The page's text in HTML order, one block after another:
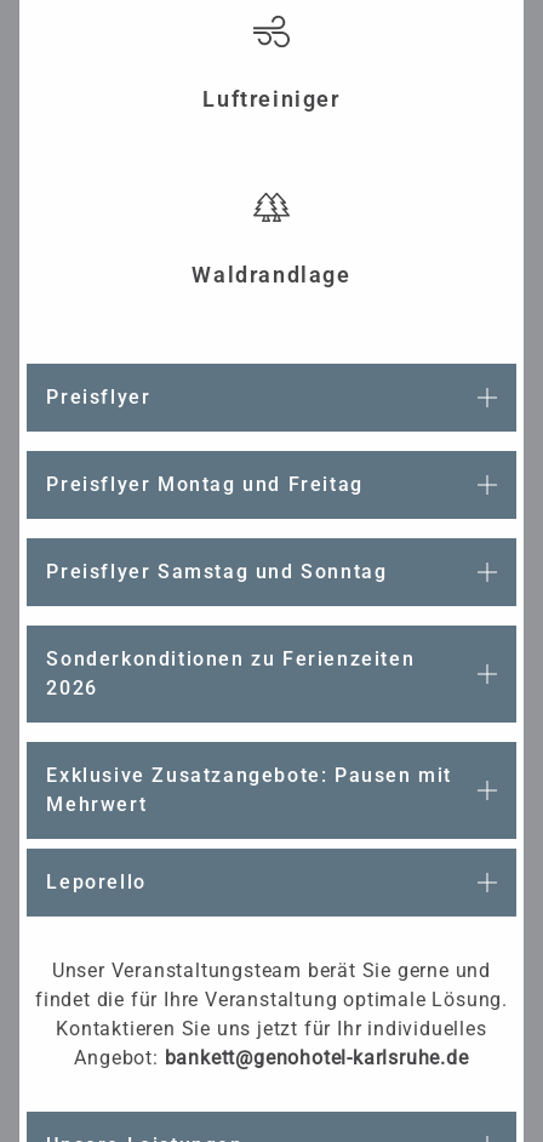
Luftreiniger
Waldrandlage
Preisflyer
Preisflyer Montag und Freitag
Preisflyer Samstag und Sonntag
Sonderkonditionen zu Ferienzeiten
2026
Exklusive Zusatzangebote: Pausen mit
Mehrwert
Leporello
Unser Veranstaltungsteam berät Sie gerne und
findet die für Ihre Veranstaltung optimale Lösung.
Kontaktieren Sie uns jetzt für Ihr individuelles
Angebot: bankett@genohotel-karlsruhe.de